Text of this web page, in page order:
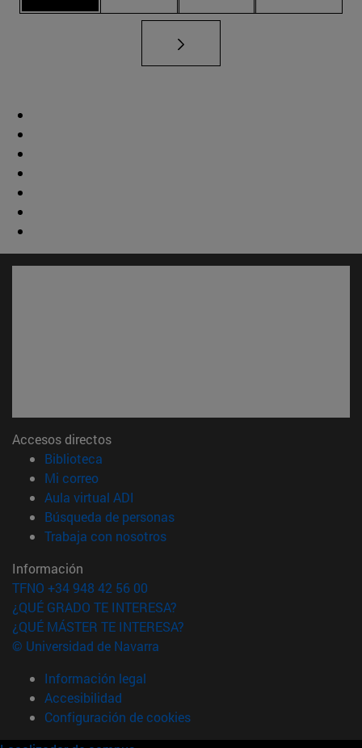
Accesos directos
Biblioteca
Mi correo(abre en nueva ventana)
Aula virtual ADI
Búsqueda de personas(abre en nueva ventana)
Trabaja con nosotros(abre en nueva ventana)
Información
TFNO +34 948 42 56 00
¿QUÉ GRADO TE INTERESA?
¿QUÉ MÁSTER TE INTERESA?
© Universidad de Navarra
Información legal
Accesibilidad
Configuración de cookies